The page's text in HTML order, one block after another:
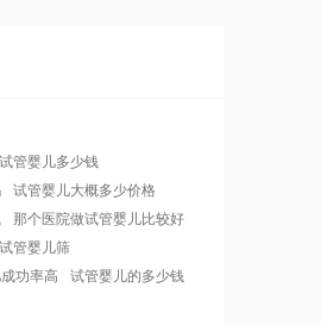
管婴儿多少钱
试管婴儿大概多少价格
那个医院做试管婴儿比较好
试管婴儿筛
功率高
试管婴儿的多少钱